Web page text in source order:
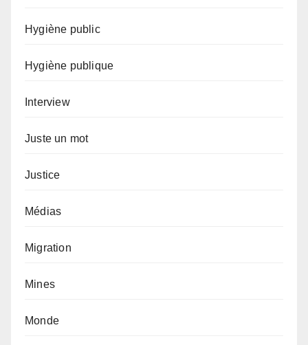
Hygiène public
Hygiène publique
Interview
Juste un mot
Justice
Médias
Migration
Mines
Monde